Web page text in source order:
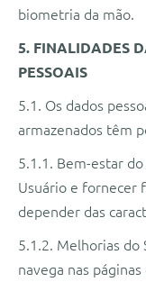
biometria da mão.
5. FINALIDADES
PESSOAIS
5.1. Os dados
armazenados têm
5.1.1. Bem-estar
Usuário e fornecer
depender das
5.1.2. Melhorias
navega nas